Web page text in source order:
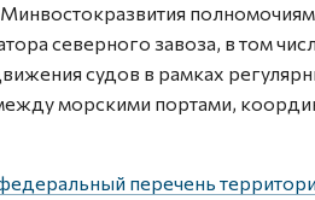
северного завоза, в том
судов в рамках
морскими портами,
перечень